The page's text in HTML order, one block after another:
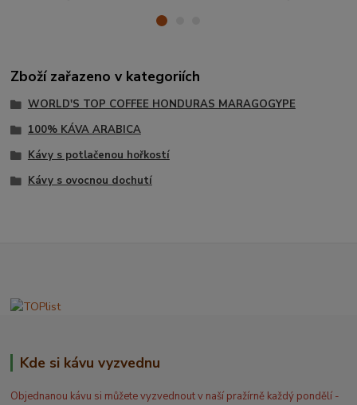
Zboží zařazeno v kategoriích
WORLD'S TOP COFFEE HONDURAS MARAGOGYPE
100% KÁVA ARABICA
Kávy s potlačenou hořkostí
Kávy s ovocnou dochutí
Kde si kávu vyzvednu
Objednanou kávu si můžete vyzvednout v naší pražírně každý pondělí -